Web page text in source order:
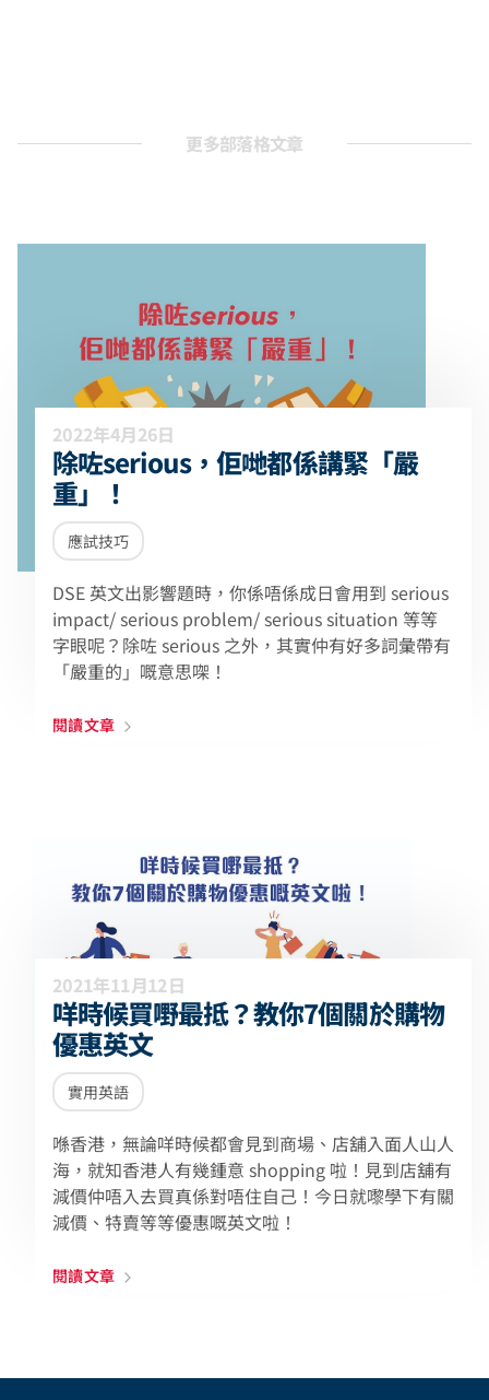
更多部落格文章
2022年4月26日
除咗serious，佢哋都係講緊「嚴
重」！
應試技巧
DSE 英文出影響題時，你係唔係成日會用到 serious
impact/ serious problem/ serious situation 等等
字眼呢？除咗 serious 之外，其實仲有好多詞彙帶有
「嚴重的」嘅意思㗎！
閱讀文章
2021年11月12日
咩時候買嘢最抵？教你7個關於購物
優惠英文
實用英語
喺香港，無論咩時候都會見到商場、店舖入面人山人
海，就知香港人有幾鍾意 shopping 啦！見到店舖有
減價仲唔入去買真係對唔住自己！今日就嚟學下有關
減價、特賣等等優惠嘅英文啦！
閱讀文章